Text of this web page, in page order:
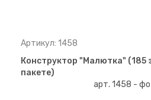
Артикул: 1458
Конструктор "Малютка" (185
пакете)